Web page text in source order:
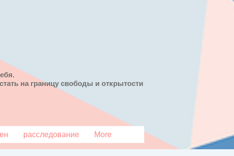
на границу свободы и открытости
расследование More